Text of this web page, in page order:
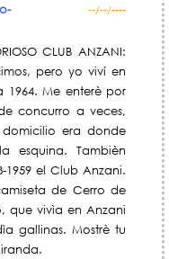
--/--/----
CLUB ANZANI:
pero yo viví en
1964. Me enterè por
concurro a veces,
era donde
esquina. Tambièn
el Club Anzani.
de Cerro de
que vivìa en Anzani
gallinas. Mostrè tu